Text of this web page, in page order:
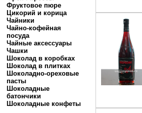
Фруктовое пюре
Цикорий и корица
Чайники
Чайно-кофейная
посуда
Чайные аксессуары
Чашки
Шоколад в коробках
Шоколад в плитках
Шоколадно-ореховые
пасты
Шоколадные
батончики
Шоколадные конфеты